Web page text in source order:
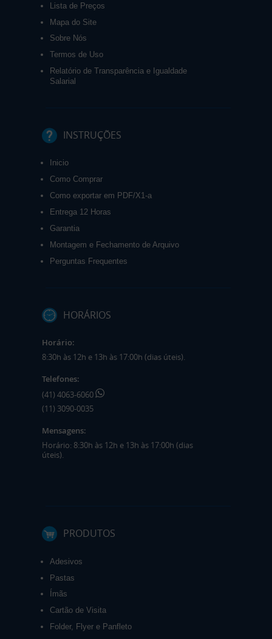
Lista de Preços
Mapa do Site
Sobre Nós
Termos de Uso
Relatório de Transparência e Igualdade
Salarial
INSTRUÇÕES
Inicio
Como Comprar
Como exportar em PDF/X1-a
Entrega 12 Horas
Garantia
Montagem e Fechamento de Arquivo
Perguntas Frequentes
HORÁRIOS
Horário:
8:30h às 12h e 13h às 17:00h (dias úteis).
Telefones:
(41) 4063-6060
(11) 3090-0035
Mensagens:
Horário: 8:30h às 12h e 13h às 17:00h (dias
úteis).
PRODUTOS
Adesivos
Pastas
Ímãs
Cartão de Visita
Folder, Flyer e Panfleto